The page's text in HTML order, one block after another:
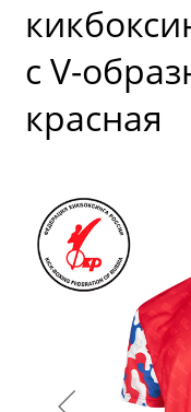
с V-
красная